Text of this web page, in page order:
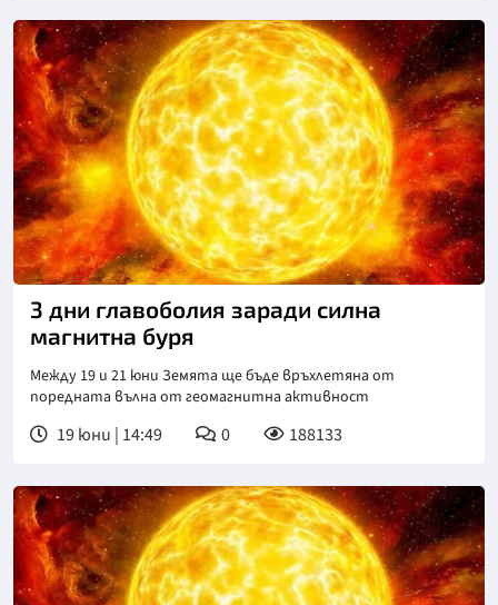
3 дни главоболия заради силна
магнитна буря
Между 19 и 21 юни Земята ще бъде връхлетяна от
поредната вълна от геомагнитна активност
19 юни | 14:49 0 188133